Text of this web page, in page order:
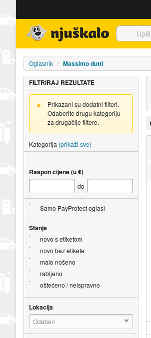
Oglasnik Massimo dutti
FILTRIRAJ REZULTATE
Prikazani su dodatni filteri.
Odaberite drugu kategoriju
za drugačije filtere.
Kategorija (prikaži sve)
Raspon cijene (u €)
do
Samo PayProtect oglasi
Stanje
novo s etiketom
novo bez etikete
malo nošeno
rabljeno
oštećeno / neispravno
Lokacija
Odaberi